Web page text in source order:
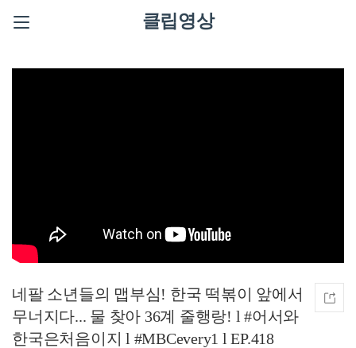
클립영상
네팔 소년들의 맵부심! 한국 떡볶이 앞에서
무너지다... 물 찾아 36계 줄행랑! l #어서와
한국은처음이지 l #MBCevery1 l EP.418